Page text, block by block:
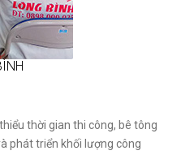
thời gian thi công, bê tông
phát triển khối lượng công